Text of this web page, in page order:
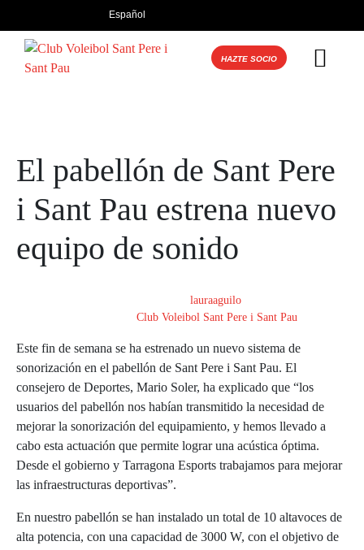
Español
HAZTE SOCIO
lauraaguilo
Club Voleibol Sant Pere i Sant Pau
El pabellón de Sant Pere
i Sant Pau estrena nuevo
equipo de sonido
Este fin de semana se ha estrenado un nuevo sistema de
sonorización en el pabellón de Sant Pere i Sant Pau. El
consejero de Deportes, Mario Soler, ha explicado que “los
usuarios del pabellón nos habían transmitido la necesidad de
mejorar la sonorización del equipamiento, y hemos llevado a
cabo esta actuación que permite lograr una acústica óptima.
Desde el gobierno y Tarragona Esports trabajamos para mejorar
las infraestructuras deportivas”.
En nuestro pabellón se han instalado un total de 10 altavoces de
alta potencia, con una capacidad de 3000 W, con el objetivo de